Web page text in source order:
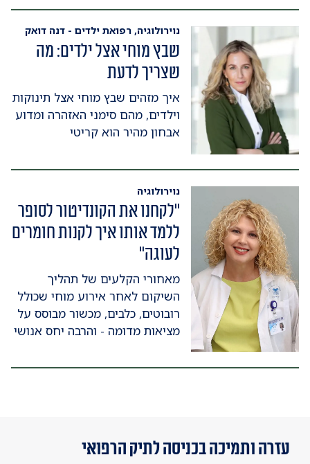
נוירולוגיה, רפואת ילדים - דנה דואק
שבץ מוחי אצל ילדים: מה
שצריך לדעת
איך מזהים שבץ מוחי אצל תינוקות
וילדים, מהם סימני האזהרה ומדוע
אבחון מהיר הוא קריטי
נוירולוגיה
"לקחנו את הקונדיטור לסופר
ללמד אותו איך לקנות חומרים
לעוגה"
מאחורי הקלעים של תהליך
השיקום לאחר אירוע מוחי שכולל
רובוטים, כלבים, מכשור מבוסס על
מציאות מדומה - והרבה יחס אנושי
עזרה ותמיכה בכניסה לתיק הרפואי